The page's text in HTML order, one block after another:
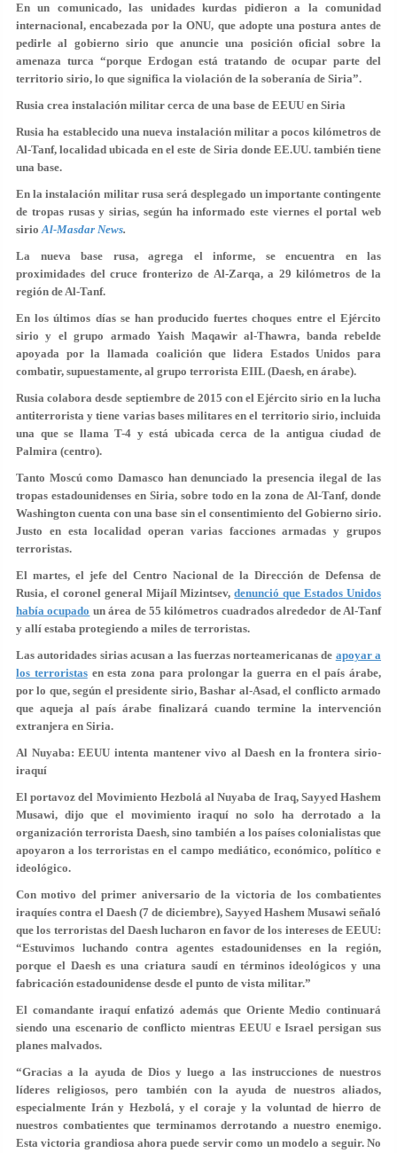
En un comunicado, las unidades kurdas pidieron a la comunidad
internacional, encabezada por la ONU, que adopte una postura antes de
pedirle al gobierno sirio que anuncie una posición oficial sobre la
amenaza turca “porque Erdogan está tratando de ocupar parte del
territorio sirio, lo que significa la violación de la soberanía de Siria”.
Rusia crea instalación militar cerca de una base de EEUU en Siria
Rusia ha establecido una nueva instalación militar a pocos kilómetros de
Al-Tanf, localidad ubicada en el este de Siria donde EE.UU. también tiene
una base.
En la instalación militar rusa será desplegado un importante contingente
de tropas rusas y sirias, según ha informado este viernes el portal web
sirioAl-Masdar News.
La nueva base rusa, agrega el informe, se encuentra en las
proximidades del cruce fronterizo de Al-Zarqa, a 29 kilómetros de la
región de Al-Tanf.
En los últimos días se han producido fuertes choques entre el Ejército
sirio y el grupo armado Yaish Maqawir al-Thawra, banda rebelde
apoyada por la llamada coalición que lidera Estados Unidos para
combatir, supuestamente, al grupo terrorista EIIL (Daesh, en árabe).
Rusia colabora desde septiembre de 2015 con el Ejército sirio en la lucha
antiterrorista y tiene varias bases militares en el territorio sirio, incluida
una que se llama T-4 y está ubicada cerca de la antigua ciudad de
Palmira (centro).
Tanto Moscú como Damasco han denunciado la presencia ilegal de las
tropas estadounidenses en Siria, sobre todo en la zona de Al-Tanf, donde
Washington cuenta con una base sin el consentimiento del Gobierno sirio.
Justo en esta localidad operan varias facciones armadas y grupos
terroristas.
El martes, el jefe del Centro Nacional de la Dirección de Defensa de
Rusia, el coronel general Mijaíl Mizintsev,denunció que Estados Unidos
había ocupado un área de 55 kilómetros cuadrados alrededor de Al-Tanf
y allí estaba protegiendo a miles de terroristas.
Las autoridades sirias acusan a las fuerzas norteamericanas de apoyar a
los terroristasen esta zona para prolongar la guerra en el país árabe,
por lo que, según el presidente sirio, Bashar al-Asad, el conflicto armado
que aqueja al país árabe finalizará cuando termine la intervención
extranjera en Siria.
Al Nuyaba: EEUU intenta mantener vivo al Daesh en la frontera sirio-
iraquí
El portavoz del Movimiento Hezbolá al Nuyaba de Iraq, Sayyed Hashem
Musawi, dijo que el movimiento iraquí no solo ha derrotado a la
organización terrorista Daesh, sino también a los países colonialistas que
apoyaron a los terroristas en el campo mediático, económico, político e
ideológico.
Con motivo del primer aniversario de la victoria de los combatientes
iraquíes contra el Daesh (7 de diciembre), Sayyed Hashem Musawi señaló
que los terroristas del Daesh lucharon en favor de los intereses de EEUU:
“Estuvimos luchando contra agentes estadounidenses en la región,
porque el Daesh es una criatura saudí en términos ideológicos y una
fabricación estadounidense desde el punto de vista militar.”
El comandante iraquí enfatizó además que Oriente Medio continuará
siendo una escenario de conflicto mientras EEUU e Israel persigan sus
planes malvados.
“Gracias a la ayuda de Dios y luego a las instrucciones de nuestros
líderes religiosos, pero también con la ayuda de nuestros aliados,
especialmente Irán y Hezbolá, y el coraje y la voluntad de hierro de
nuestros combatientes que terminamos derrotando a nuestro enemigo.
Esta victoria grandiosa ahora puede servir como un modelo a seguir. No